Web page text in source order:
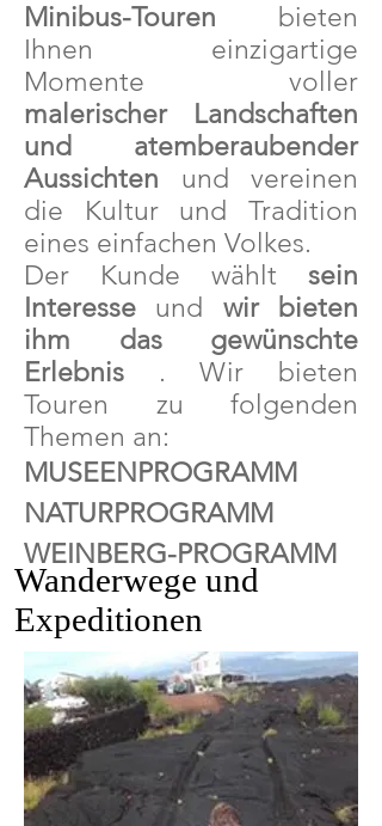
Minibus-Touren bieten
Ihnen einzigartige
Momente voller
malerischer Landschaften
und atemberaubender
Aussichten und vereinen
die Kultur und Tradition
eines einfachen Volkes.
Der Kunde wählt sein
Interesse und wir bieten
ihm das gewünschte
Erlebnis . Wir bieten
Touren zu folgenden
Themen an:
MUSEENPROGRAMM
NATURPROGRAMM
WEINBERG-PROGRAMM
Wanderwege und
Expeditionen